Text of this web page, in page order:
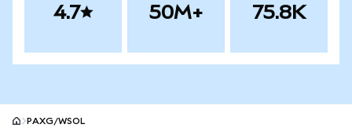
4.7 50M+ 75.8K
PAXG/WSOL